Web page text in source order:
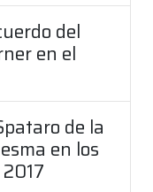
del
en el
de la
en los